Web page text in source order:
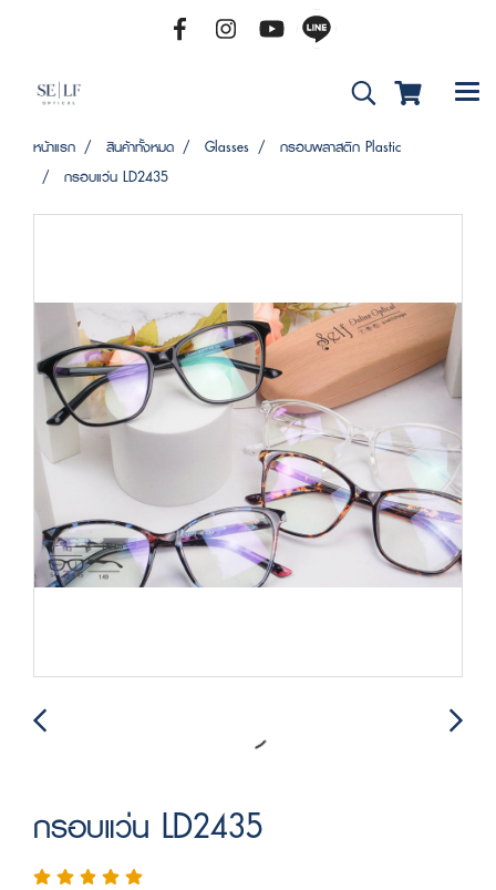
หน้าแรก สินค้าทั้งหมด Glasses
กรอบพลาสติก Plastic
กรอบแว่น LD2435
กรอบแว่น LD2435